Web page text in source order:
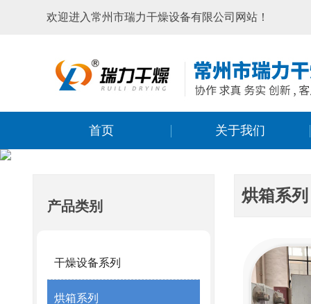
欢迎进入常州市瑞力干燥设备有限公司网站！
首页 关于我们
产品类别
干燥设备系列
烘箱系列
烘箱系列